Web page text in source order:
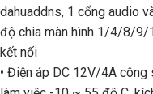
dahuaddns, 1 cổng audio
độ chia màn hình 1/4/8/9/
kết nối
• Điện áp DC 12V/4A